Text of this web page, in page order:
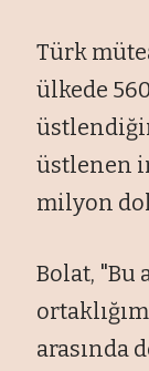
Türk
ülkede
üstlenen
milyon
Bolat, "Bu
arasında